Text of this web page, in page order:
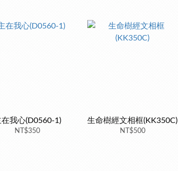
我心(D0560-1)
NT$350
生命樹經文相框(KK350C)
NT$500